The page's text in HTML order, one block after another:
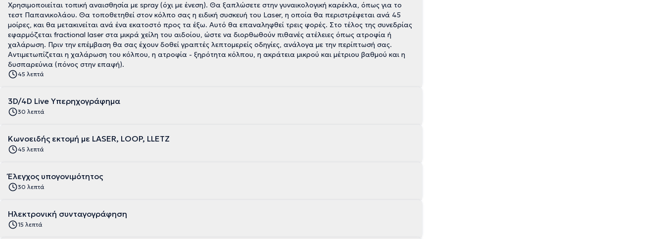
Χρησιμοποιείται τοπική αναισθησία με spray (όχι με ένεση). Θα ξαπλώσετε στην γυναικολογική καρέκλα, όπως για το
τεστ Παπανικολάου. Θα τοποθετηθεί στον κόλπο σας η ειδική συσκευή του Laser, η οποία θα περιστρέφεται ανά 45
μοίρες, και θα μετακινείται ανά ένα εκατοστό προς τα έξω. Αυτό θα επαναληφθεί τρεις φορές. Στο τέλος της συνεδρίας
εφαρμόζεται fractional laser στα μικρά χείλη του αιδοίου, ώστε να διορθωθούν πιθανές ατέλειες όπως ατροφία ή
χαλάρωση. Πριν την επέμβαση θα σας έχουν δοθεί γραπτές λεπτομερείς οδηγίες, ανάλογα με την περίπτωσή σας.
Αντιμετωπίζεται η χαλάρωση του κόλπου, η ατροφία - ξηρότητα κόλπου, η ακράτεια μικρού και μέτριου βαθμού και η
δυσπαρεύνια (πόνος στην επαφή).
45 λεπτά
3D/4D Live Υπερηχογράφημα
30 λεπτά
Κωνοειδής εκτομή με LASER, LOOP, LLETZ
45 λεπτά
Έλεγχος υπογονιμότητος
30 λεπτά
Ηλεκτρονική συνταγογράφηση
15 λεπτά